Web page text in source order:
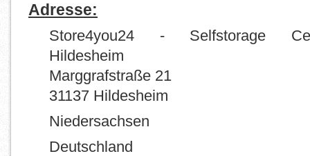
Adresse:
Store4you24 - Selfstorage
Hildesheim
Marggrafstraße 21
31137 Hildesheim
Niedersachsen
Deutschland